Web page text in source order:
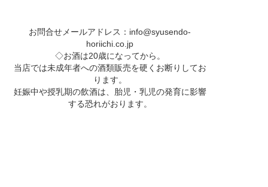
お問合せメールアドレス： info@syusendo-
horiichi.co.jp
◇お酒は20歳になってから。
当店では未成年者への酒類販売を硬くお断りしてお
ります。
妊娠中や授乳期の飲酒は、胎児・乳児の発育に影響
する恐れがおります。